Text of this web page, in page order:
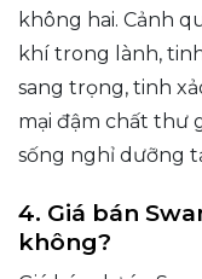
không hai. Cảnh
khí trong lành,
sang trọng, tinh
mại đậm chất thư
sống nghỉ dưỡng
4. Giá bán
không?